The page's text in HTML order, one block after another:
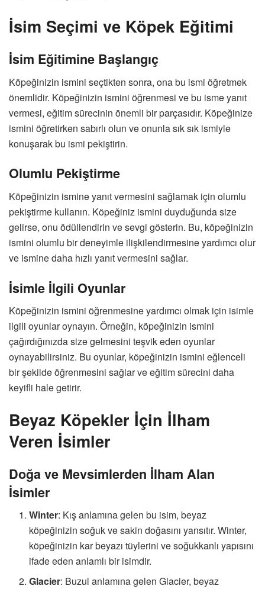
İsim Seçimi ve Köpek Eğitimi
İsim Eğitimine Başlangıç
Köpeğinizin ismini seçtikten sonra, ona bu ismi öğretmek
önemlidir. Köpeğinizin ismini öğrenmesi ve bu isme yanıt
vermesi, eğitim sürecinin önemli bir parçasıdır. Köpeğinize
ismini öğretirken sabırlı olun ve onunla sık sık ismiyle
konuşarak bu ismi pekiştirin.
Olumlu Pekiştirme
Köpeğinizin ismine yanıt vermesini sağlamak için olumlu
pekiştirme kullanın. Köpeğiniz ismini duyduğunda size
gelirse, onu ödüllendirin ve sevgi gösterin. Bu, köpeğinizin
ismini olumlu bir deneyimle ilişkilendirmesine yardımcı olur
ve ismine daha hızlı yanıt vermesini sağlar.
İsimle İlgili Oyunlar
Köpeğinizin ismini öğrenmesine yardımcı olmak için isimle
ilgili oyunlar oynayın. Örneğin, köpeğinizin ismini
çağırdığınızda size gelmesini teşvik eden oyunlar
oynayabilirsiniz. Bu oyunlar, köpeğinizin ismini eğlenceli
bir şekilde öğrenmesini sağlar ve eğitim sürecini daha
keyifli hale getirir.
Beyaz Köpekler İçin İlham
Veren İsimler
Doğa ve Mevsimlerden İlham Alan
İsimler
Winter: Kış anlamına gelen bu isim, beyaz
köpeğinizin soğuk ve sakin doğasını yansıtır. Winter,
köpeğinizin kar beyazı tüylerini ve soğukkanlı yapısını
ifade eden anlamlı bir isimdir.
Glacier: Buzul anlamına gelen Glacier, beyaz